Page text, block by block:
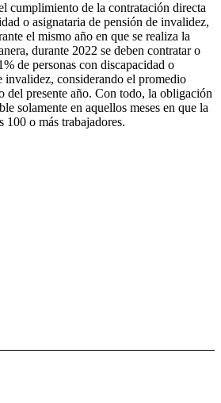
cumplimiento de la contratación directa
o asignataria de pensión de invalidez,
el mismo año en que se realiza la
durante 2022 se deben contratar o
de personas con discapacidad o
invalidez, considerando el promedio
del presente año. Con todo, la obligación
solamente en aquellos meses en que la
100 o más trabajadores.